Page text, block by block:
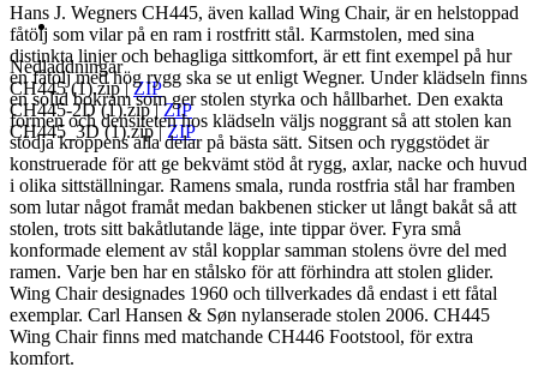
Nedladdningar
CH445 (1).zip|ZIP
CH445-2D (1).zip|ZIP
CH445_3D (1).zip|ZIP
Hans J. Wegners CH445, även kallad Wing Chair, är en helstoppad
fåtölj som vilar på en ram i rostfritt stål. Karmstolen, med sina
distinkta linjer och behagliga sittkomfort, är ett fint exempel på hur
en fåtölj med hög rygg ska se ut enligt Wegner. Under klädseln finns
en solid bokram som ger stolen styrka och hållbarhet. Den exakta
formen och densiteten hos klädseln väljs noggrant så att stolen kan
stödja kroppens alla delar på bästa sätt. Sitsen och ryggstödet är
konstruerade för att ge bekvämt stöd åt rygg, axlar, nacke och huvud
i olika sittställningar. Ramens smala, runda rostfria stål har framben
som lutar något framåt medan bakbenen sticker ut långt bakåt så att
stolen, trots sitt bakåtlutande läge, inte tippar över. Fyra små
konformade element av stål kopplar samman stolens övre del med
ramen. Varje ben har en stålsko för att förhindra att stolen glider.
Wing Chair designades 1960 och tillverkades då endast i ett fåtal
exemplar. Carl Hansen & Søn nylanserade stolen 2006. CH445
Wing Chair finns med matchande CH446 Footstool, för extra
komfort.